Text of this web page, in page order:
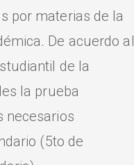
por materias de la
De acuerdo al
de la
la prueba
necesarios
(5to de